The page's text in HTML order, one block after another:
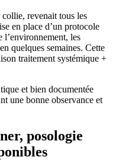
revenait tous les
en place d’un protocole
l’environnement, les
quelques semaines. Cette
traitement systémique +
et bien documentée
une bonne observance et
posologie